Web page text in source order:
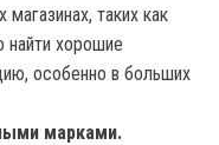
таких как
хорошие
особенно в больших
марками.